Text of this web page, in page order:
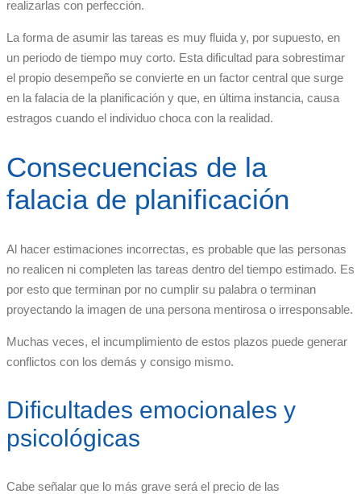
realizarlas con perfección.
La forma de asumir las tareas es muy fluida y, por supuesto, en
un periodo de tiempo muy corto. Esta dificultad para sobrestimar
el propio desempeño se convierte en un factor central que surge
en la falacia de la planificación y que, en última instancia, causa
estragos cuando el individuo choca con la realidad.
Consecuencias de la
falacia de planificación
Al hacer estimaciones incorrectas, es probable que las personas
no realicen ni completen las tareas dentro del tiempo estimado. Es
por esto que terminan por no cumplir su palabra o terminan
proyectando la imagen de una persona mentirosa o irresponsable.
Muchas veces, el incumplimiento de estos plazos puede generar
conflictos con los demás y consigo mismo.
Dificultades emocionales y
psicológicas
Cabe señalar que lo más grave será el precio de las